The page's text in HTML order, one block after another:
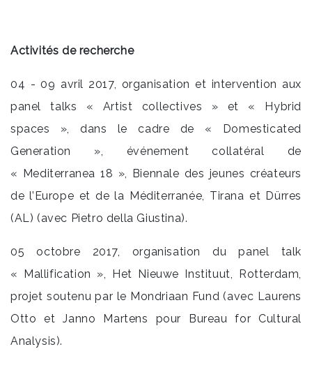
Activités de recherche
04 - 09 avril 2017, organisation et intervention aux
panel talks « Artist collectives » et « Hybrid
spaces », dans le cadre de « Domesticated
Generation », événement collatéral de
« Mediterranea 18 », Biennale des jeunes créateurs
de l’Europe et de la Méditerranée, Tirana et Dürres
(AL) (avec Pietro della Giustina).
05 octobre 2017, organisation du panel talk
« Mallification », Het Nieuwe Instituut, Rotterdam,
projet soutenu par le Mondriaan Fund (avec Laurens
Otto et Janno Martens pour Bureau for Cultural
Analysis).